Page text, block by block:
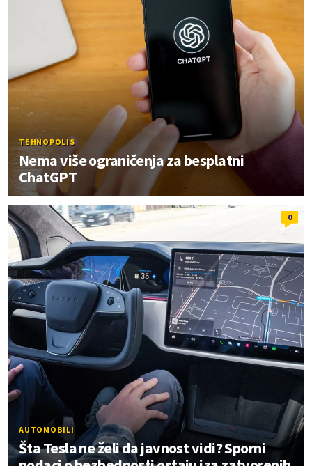
TEHNOPOLIS
Nema više ograničenja za besplatni
ChatGPT
0
AUTOMOBILI
Šta Tesla ne želi da javnost vidi? Sporni